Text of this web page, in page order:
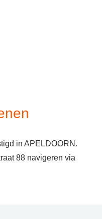
in APELDOORN.
88 navigeren via